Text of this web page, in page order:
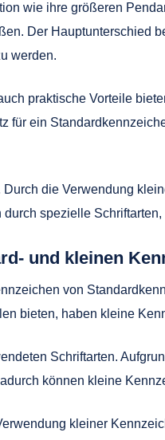
wie ihre größeren
Der Hauptunterschied
werden.
praktische Vorteile
für ein
die Verwendung
spezielle
und kleinen
von
bieten, haben kleine
Schriftarten.
können kleine
kleiner